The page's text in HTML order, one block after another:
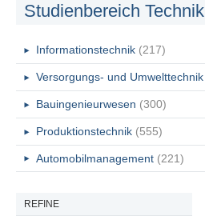
Studienbereich Technik
Informationstechnik (217)
Versorgungs- und Umwelttechnik
Bauingenieurwesen (300)
Produktionstechnik (555)
Automobilmanagement (221)
REFINE